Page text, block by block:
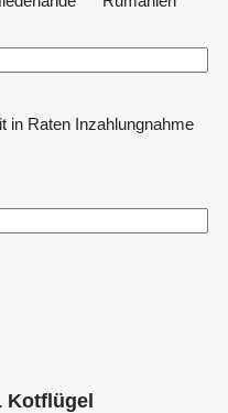
in Raten Inzahlungnahme
Kotflügel